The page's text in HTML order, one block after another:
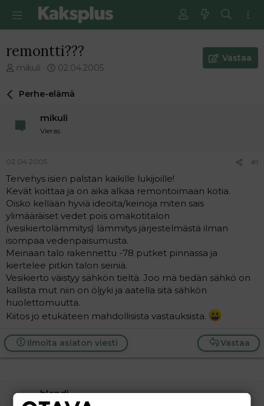
remontti???
V
e
i
t
u
n
a
l
o
t
t
a
j
a
mikuli
E
s
m
m
ä
n
v
i
e
s
i
02.04.2005
Vastaa
Perhe-elämä
mikuli
Vieras
02.04.2005 #1
Tervehys isien palstan kaikille lukijoille!
Kevät koittaa ja on aika alkaa remontoimaan kotia.
Oisko kellään hyviä ideoita/keinoja miten sais
ylimääräiset vedet pois omakotitalon
(vesikiertolämmitys) lämmitys järjestelmästä ilman
isompaa vedenpaisumusta.
Meinaan talo rakennettu -78 putket pinnassa ja
kiertelee pitkin talon seiniä.
Vesikierto väistyy sähkön tieltä. Joo mä tiedän sähkö on
kallista mut niin on öljyki ja aatella sitä sähkön
huolettomuutta.
Kiitos jo etukäteen mahdollisista vastauksista.
Vastaa
Ilmoita asiaton viesti
blondi